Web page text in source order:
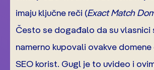
imaju ključne reči (Exact Match
Često se događalo da su vlasnici
namerno kupovali ovakve
SEO korist. Gugl je to uvideo i